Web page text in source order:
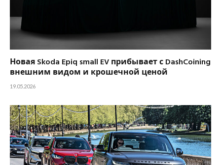
Новая Skoda Epiq small EV прибывает с DashCoining
внешним видом и крошечной ценой
19.05.2026